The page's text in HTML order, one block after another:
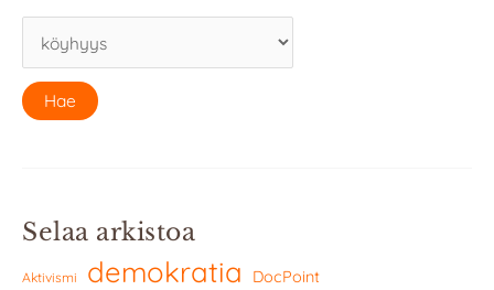
Selaa arkistoa
Aktivismi demokratia DocPoint